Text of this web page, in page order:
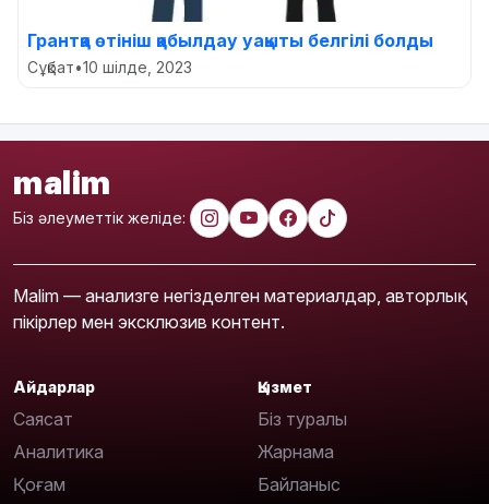
Грантқа өтініш қабылдау уақыты белгілі болды
Сұқбат•10 шілде, 2023
malim
Біз әлеуметтік желіде:
Malim — анализге негізделген материалдар, авторлық
пікірлер мен эксклюзив контент.
Айдарлар
Саясат
Аналитика
Қоғам
Қызмет
Біз туралы
Жарнама
Байланыс